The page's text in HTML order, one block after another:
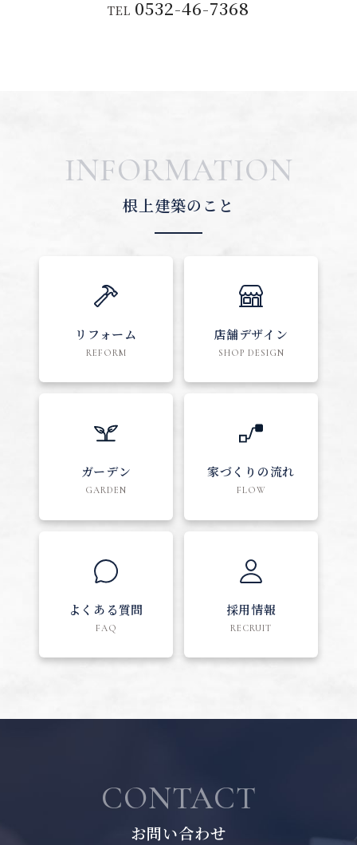
TEL 0532-46-7368
INFORMATION
根上建築のこと
リフォーム
REFORM
店舗デザイン
SHOP DESIGN
ガーデン
GARDEN
家づくりの流れ
FLOW
よくある質問
FAQ
採用情報
RECRUIT
CONTACT
お問い合わせ